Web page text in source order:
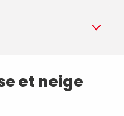
neige
et neige